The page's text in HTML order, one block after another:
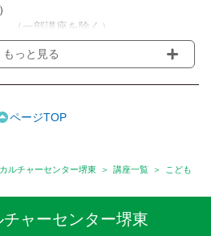
（一部講座を除く）
講座につき月額770円(税込)が含まれ
では別途傷害保険料も含まれており
合、体験や講座開講を中止または延
ては、ご入会時にご説明をさせていた
もっと見る
ページTOP
ルチャーセンター堺東 講座一覧
こども
ャーセンター堺東